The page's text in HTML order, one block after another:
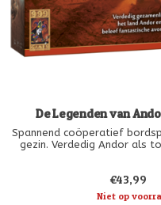
De Legenden van
Spannend coöperatief
gezin. Verdedig Andor als
legenden leiden je stap
verhaal en de
€43,99
Niet op